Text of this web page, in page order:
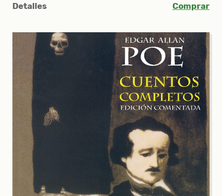
Detalles Comprar